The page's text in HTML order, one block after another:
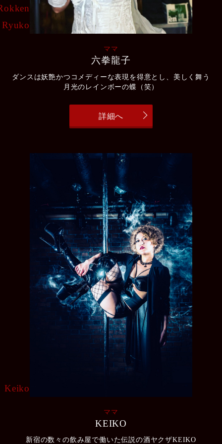
Ryuko
ママ
六拳龍子
ダンスは妖艶かつコメディーな表現を得意とし、美しく舞う
月光のレインボーの蝶（笑）
詳細へ
Keiko
ママ
KEIKO
新宿の数々の飲み屋で働いた伝説の酒ヤクザKEIKO